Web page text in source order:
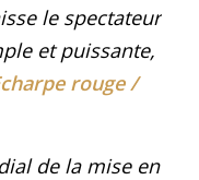
le spectateur
et puissante,
rouge /
de la mise en